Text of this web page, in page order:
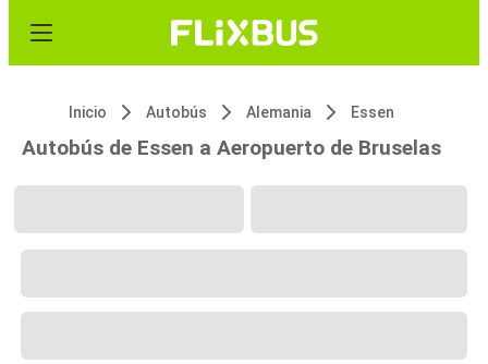
Inicio Autobús Alemania Essen
Autobús de Essen a Aeropuerto de Bruselas